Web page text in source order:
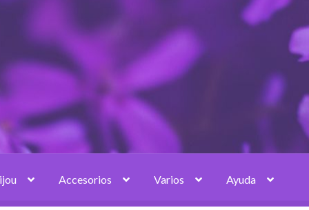
Accesorios Varios Ayuda